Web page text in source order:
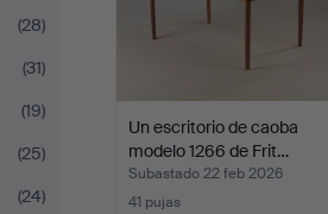
(28)
(31)
(19)
(25)
(24)
Un escritorio de caoba
modelo 1266 de Frit…
Subastado 22 feb 2026
41 pujas